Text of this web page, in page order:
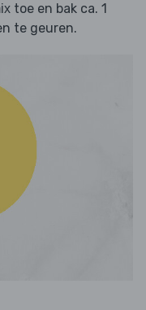
toe en bak ca. 1
te geuren.